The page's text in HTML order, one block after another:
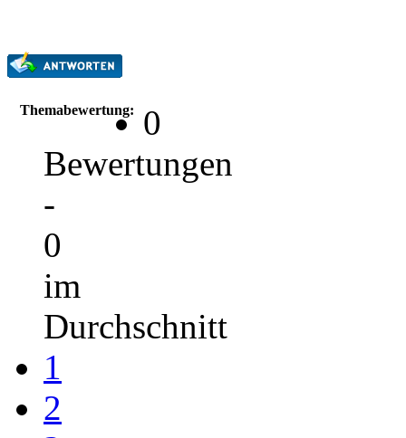
Themabewertung:
0
Bewertungen
-
0
im
Durchschnitt
1
2